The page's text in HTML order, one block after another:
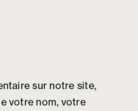
sur notre site,
votre nom, votre